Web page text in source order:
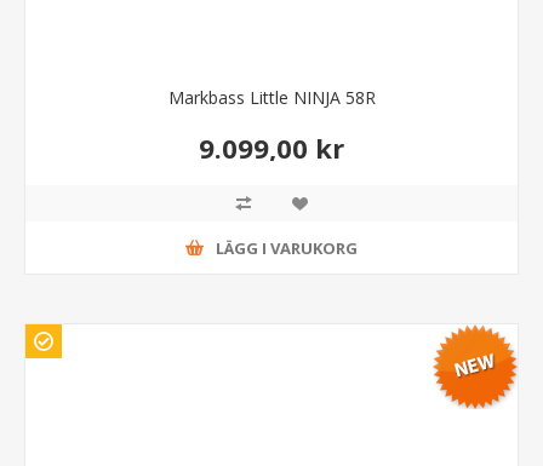
Markbass Little NINJA 58R
9.099,00 kr
LÄGG I VARUKORG